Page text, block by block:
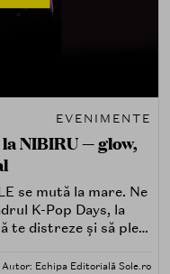
EVENIMENTE
NIBIRU — glow,
se mută la mare. Ne
K-Pop Days, la
te distreze și să pleci
Autor: Echipa Editorială Sole.ro